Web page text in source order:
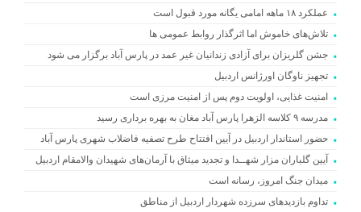
عملکرد ۱۸ ماهه امامی یگانه مورد قبول است
تلاش‌های خاموش اما اثرگذار روابط عمومی ها
جشن گلریزان برای آزادی زندانیان غیر عمد در پارس آباد برگزار می شود
تجهیز ناوگان اورژانس اردبیل
امنیت غذایی، اولویت دوم پس از امنیت مرزی است
مدرسه ۹ کلاسه الزهرا پارس آباد مغان به بهره برداری رسید
حضور استاندار اردبیل در آیین افتتاح طرح تصفیه فاضلاب شهری پارس آباد
آیین گلباران مزار شهــدا و تجدید میثاق با آرمان‌های شهیدان والامقام اردبیل
میدان جنگ امروز، رسانه است
تداوم بازدیدهای سرزده شهردار اردبیل از مناطق